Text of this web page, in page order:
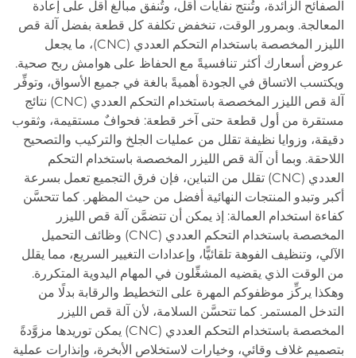
الصفائح الزائدة، وتُنتج نفايات أقل، وتُنفق مبالغ أقل على إعادة
المعالجة. وبمرور الوقت، تنخفض تكلفة كل قطعة بفضل آلة قص
الليزر المخصصة باستخدام التحكم العددي (CNC)، ما يجعل
عروض أسعارك أكثر تنافسيةً مع الحفاظ على هوامش ربح صحية.
ويكتسب الاتساق في الجودة أهميةً بالغة في جميع الأسواق، وتوفِّر
آلة قص الليزر المخصصة باستخدام التحكم العددي (CNC) نتائج
مستقرة من أول قطعة حتى آخر قطعة: فحوافٌ مستقيمة، وثقوب
دقيقة، وزوايا نظيفة تقلل من عمليات الجلخ والتركيب والتصحيح
اللاحقة. وبما أن آلة قص الليزر المخصصة باستخدام التحكم
العددي (CNC) تقلل من التباين، فإن فرق التجميع تعمل بسرعة
أكبر وتبدو المنتجات النهائية أفضل من حيث المظهر. كما تتحسَّن
كفاءة استخدام العمالة: إذ يمكن أن تتضمَّن آلة قص الليزر
المخصصة باستخدام التحكم العددي (CNC) وظائف التحميل
الآلي، وتنظيف الفوهة تلقائيًّا، وإعدادات التغيير السريع، مما يقلل
من الوقت الذي يقضيه المشغِّلون في المهام اليدوية المتكررة.
وهكذا يركِّز موظفوكم المهرة على التخطيط والرقابة بدلًا من
التدخل المستمر. كما تتحسَّن السلامة، لأن آلة قص الليزر
المخصصة باستخدام التحكم العددي (CNC) يمكن توريدها مزوَّدةً
بتصميم غلاف وقائي، وخيارات لاستخلاص الأبخرة، وإنذارات عملية